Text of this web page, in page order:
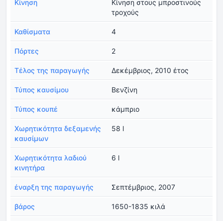
Κίνηση
Κίνηση στους μπροστινούς
τροχούς
Καθίσματα 4
Πόρτες 2
Τέλος της παραγωγής Δεκέμβριος, 2010 έτος
Τύπος καυσίμου Βενζίνη
Τύπος κουπέ κάμπριο
Χωρητικότητα δεξαμενής
καυσίμων
58 l
Χωρητικότητα λαδιού
κινητήρα
6 l
έναρξη της παραγωγής Σεπτέμβριος, 2007
βάρος 1650-1835 κιλά